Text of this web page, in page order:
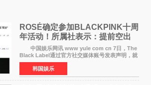
ROSÉ确定参加BLACKPINK十周
年活动！所属社表示：提前空出
了时间
中国娱乐网讯 www yule com cn 7日，The
Black Label通过官方社交媒体账号发表声明，就
近期网络上关于ROS&Eacute;个人行程及是否参
加BLACKPINK出道纪念活动的种种猜测作出正
式回应。 Th
韩国娱乐